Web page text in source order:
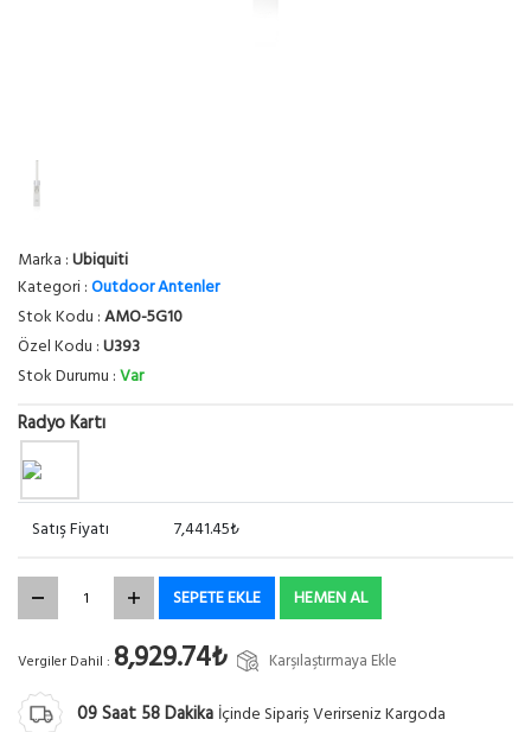
Marka :Ubiquiti
Kategori :Outdoor Antenler
Stok Kodu :AMO-5G10
Özel Kodu :U393
Stok Durumu :Var
Radyo Kartı
Satış Fiyatı 7,441.45₺
SEPETE EKLE HEMEN AL
Vergiler Dahil : 8,929.74₺ Karşılaştırmaya Ekle
09Saat 58Dakika İçinde Sipariş Verirseniz Kargoda